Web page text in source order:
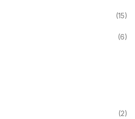
(15)
(6)
(2)